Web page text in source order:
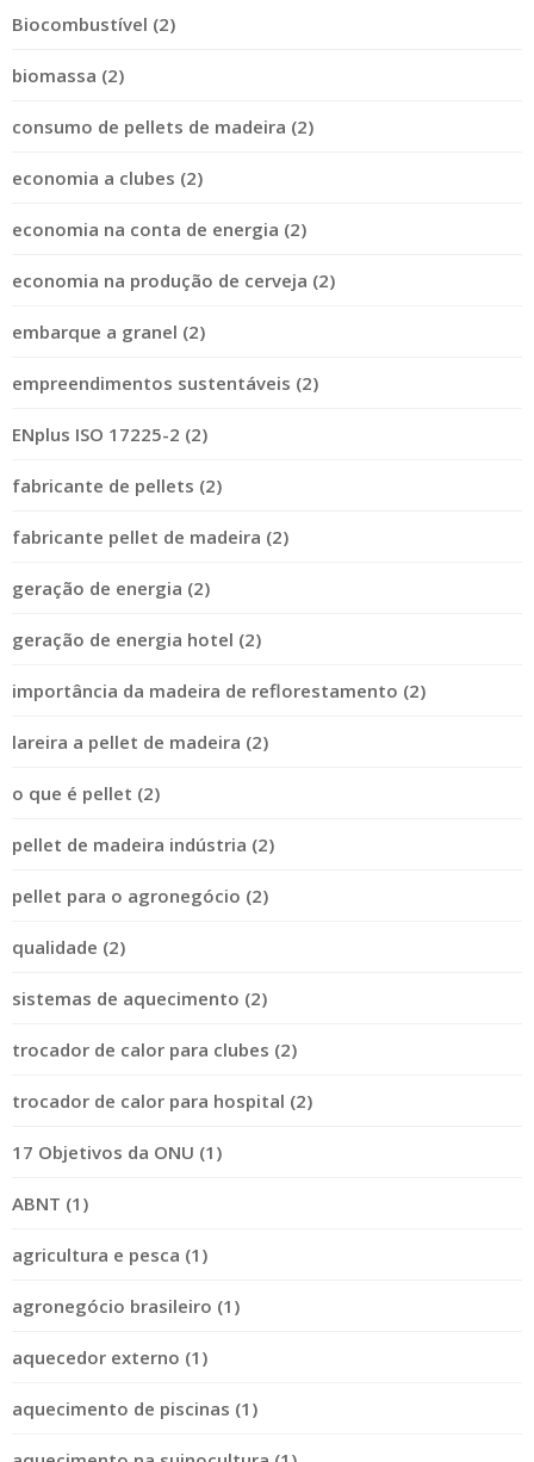
Biocombustível (2)
biomassa (2)
consumo de pellets de madeira (2)
economia a clubes (2)
economia na conta de energia (2)
economia na produção de cerveja (2)
embarque a granel (2)
empreendimentos sustentáveis (2)
ENplus ISO 17225-2 (2)
fabricante de pellets (2)
fabricante pellet de madeira (2)
geração de energia (2)
geração de energia hotel (2)
importância da madeira de reflorestamento (2)
lareira a pellet de madeira (2)
o que é pellet (2)
pellet de madeira indústria (2)
pellet para o agronegócio (2)
qualidade (2)
sistemas de aquecimento (2)
trocador de calor para clubes (2)
trocador de calor para hospital (2)
17 Objetivos da ONU (1)
ABNT (1)
agricultura e pesca (1)
agronegócio brasileiro (1)
aquecedor externo (1)
aquecimento de piscinas (1)